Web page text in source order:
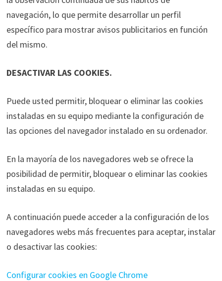
navegación, lo que permite desarrollar un perfil
específico para mostrar avisos publicitarios en función
del mismo.
DESACTIVAR LAS COOKIES.
Puede usted permitir, bloquear o eliminar las cookies
instaladas en su equipo mediante la configuración de
las opciones del navegador instalado en su ordenador.
En la mayoría de los navegadores web se ofrece la
posibilidad de permitir, bloquear o eliminar las cookies
instaladas en su equipo.
A continuación puede acceder a la configuración de los
navegadores webs más frecuentes para aceptar, instalar
o desactivar las cookies:
Configurar cookies en Google Chrome